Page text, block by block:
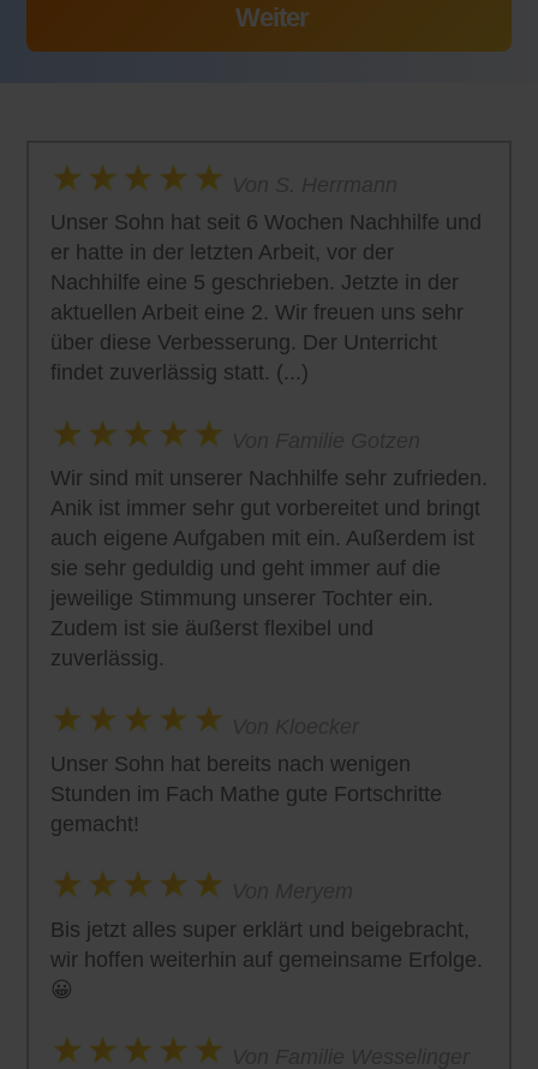
Unser Sohn hat seit 6 Wochen Nachhilfe und
er hatte in der letzten Arbeit, vor der
Nachhilfe eine 5 geschrieben. Jetzte in der
aktuellen Arbeit eine 2. Wir freuen uns sehr
über diese Verbesserung. Der Unterricht
findet zuverlässig statt. (...)
Wir sind mit unserer Nachhilfe sehr zufrieden.
Anik ist immer sehr gut vorbereitet und bringt
auch eigene Aufgaben mit ein. Außerdem ist
sie sehr geduldig und geht immer auf die
jeweilige Stimmung unserer Tochter ein.
Zudem ist sie äußerst flexibel und
zuverlässig.
Unser Sohn hat bereits nach wenigen
Stunden im Fach Mathe gute Fortschritte
gemacht!
Bis jetzt alles super erklärt und beigebracht,
wir hoffen weiterhin auf gemeinsame Erfolge.
😀